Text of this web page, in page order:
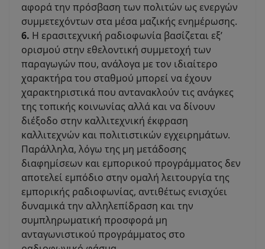
αφορά την πρόσβαση των πολιτών ως ενεργών
συμμετεχόντων στα μέσα μαζικής ενημέρωσης.
6. Η ερασιτεχνική ραδιοφωνία βασίζεται εξ’
ορισμού στην εθελοντική συμμετοχή των
παραγωγών που, ανάλογα με τον ιδιαίτερο
χαρακτήρα του σταθμού μπορεί να έχουν
χαρακτηριστικά που αντανακλούν τις ανάγκες
της τοπικής κοινωνίας αλλά και να δίνουν
διέξοδο στην καλλιτεχνική έκφραση
καλλιτεχνών και πολιτιστικών εγχειρημάτων.
Παράλληλα, λόγω της μη μετάδοσης
διαφημίσεων και εμπορικού προγράμματος δεν
αποτελεί εμπόδιο στην ομαλή λειτουργία της
εμπορικής ραδιοφωνίας, αντιθέτως ενισχύει
δυναμικά την αλληλεπίδραση και την
συμπληρωματική προσφορά μη
ανταγωνιστικού προγράμματος στο